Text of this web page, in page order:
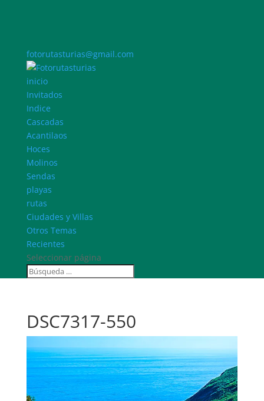
fotorutasturias@gmail.com
inicio
Invitados
Indice
Cascadas
Acantilaos
Hoces
Molinos
Sendas
playas
rutas
Ciudades y Villas
Otros Temas
Recientes
Seleccionar página
DSC7317-550